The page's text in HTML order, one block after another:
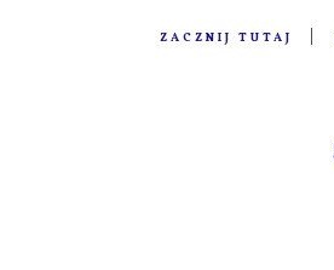
ZACZNIJ TUTAJ